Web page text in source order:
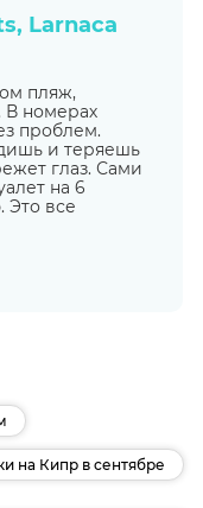
Larnaca
пляж,
В номерах
проблем.
и теряешь
глаз. Сами
на 6
Это все
на Кипр в сентябре